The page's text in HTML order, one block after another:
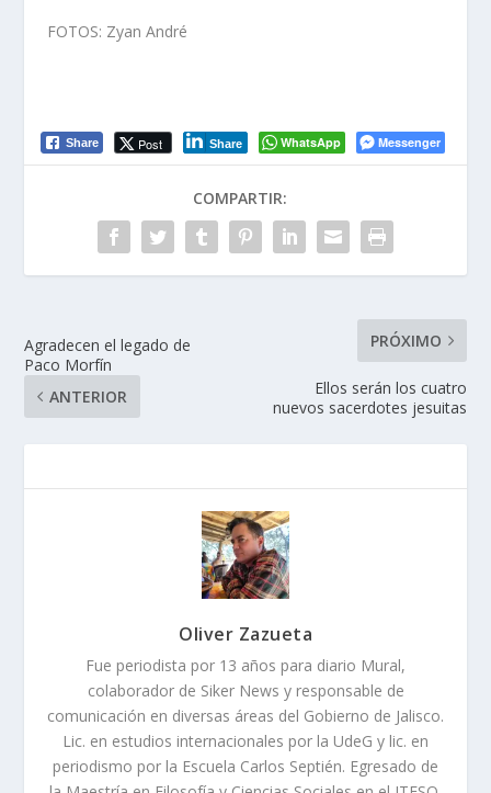
FOTOS: Zyan André
Share Post Share WhatsApp Messenger
COMPARTIR:
Agradecen el legado de
Paco Morfín
ANTERIOR
PRÓXIMO
Ellos serán los cuatro
nuevos sacerdotes jesuitas
Oliver Zazueta
Fue periodista por 13 años para diario Mural,
colaborador de Siker News y responsable de
comunicación en diversas áreas del Gobierno de Jalisco.
Lic. en estudios internacionales por la UdeG y lic. en
periodismo por la Escuela Carlos Septién. Egresado de